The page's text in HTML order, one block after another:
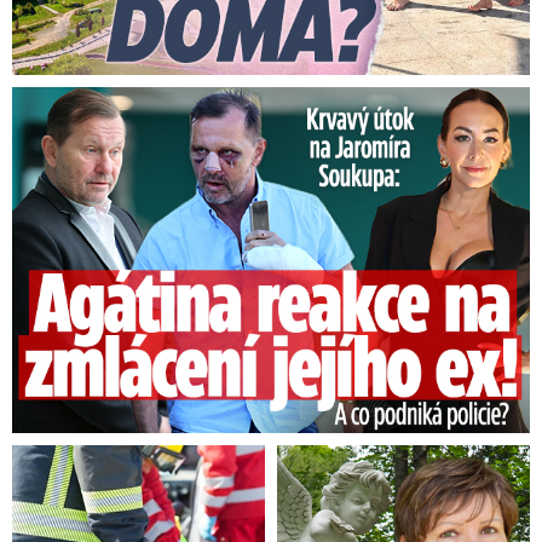
Útok na Jaromíra Soukupa: Reakce Agáty na zmlácení jejího ex